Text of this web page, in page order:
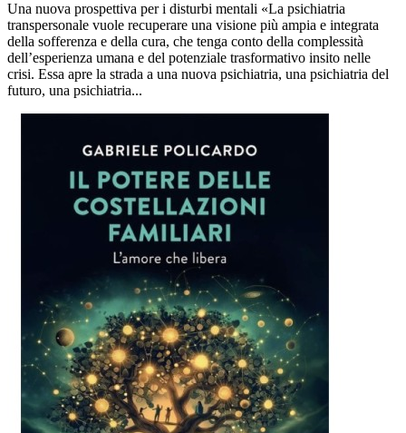
Una nuova prospettiva per i disturbi mentali «La psichiatria
transpersonale vuole recuperare una visione più ampia e integrata
della sofferenza e della cura, che tenga conto della complessità
dell’esperienza umana e del potenziale trasformativo insito nelle
crisi. Essa apre la strada a una nuova psichiatria, una psichiatria del
futuro, una psichiatria...